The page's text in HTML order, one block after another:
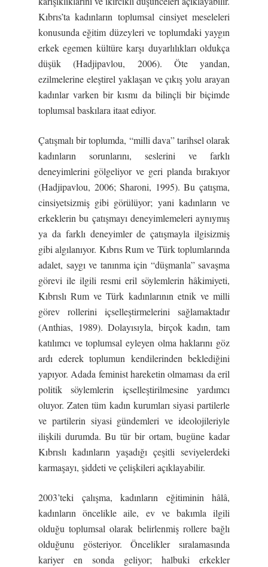
Kıbrıs’ta kadınların toplumsal cinsiyet meseleleri
konusunda eğitim düzeyleri ve toplumdaki yaygın
erkek egemen kültüre karşı duyarlılıkları oldukça
düşük (Hadjipavlou, 2006). Öte yandan,
ezilmelerine eleştirel yaklaşan ve çıkış yolu arayan
kadınlar varken bir kısmı da bilinçli bir biçimde
toplumsal baskılara itaat ediyor.
Çatışmalı bir toplumda, “milli dava” tarihsel olarak
kadınların sorunlarını, seslerini ve farklı
deneyimlerini gölgeliyor ve geri planda bırakıyor
(Hadjipavlou, 2006; Sharoni, 1995). Bu çatışma,
cinsiyetsizmiş gibi görülüyor; yani kadınların ve
erkeklerin bu çatışmayı deneyimlemeleri aynıymış
ya da farklı deneyimler de çatışmayla ilgisizmiş
gibi algılanıyor. Kıbrıs Rum ve Türk toplumlarında
adalet, saygı ve tanınma için “düşmanla” savaşma
görevi ile ilgili resmi eril söylemlerin hâkimiyeti,
Kıbrıslı Rum ve Türk kadınlarının etnik ve milli
görev rollerini içselleştirmelerini sağlamaktadır
(Anthias, 1989). Dolayısıyla, birçok kadın, tam
katılımcı ve toplumsal eyleyen olma haklarını göz
ardı ederek toplumun kendilerinden beklediğini
yapıyor. Adada feminist hareketin olmaması da eril
politik söylemlerin içselleştirilmesine yardımcı
oluyor. Zaten tüm kadın kurumları siyasi partilerle
ve partilerin siyasi gündemleri ve ideolojileriyle
ilişkili durumda. Bu tür bir ortam, bugüne kadar
Kıbrıslı kadınların yaşadığı çeşitli seviyelerdeki
karmaşayı, şiddeti ve çelişkileri açıklayabilir.
2003’teki çalışma, kadınların eğitiminin hâlâ,
kadınların öncelikle aile, ev ve bakımla ilgili
olduğu toplumsal olarak belirlenmiş rollere bağlı
olduğunu gösteriyor. Öncelikler sıralamasında
kariyer en sonda geliyor; halbuki erkekler